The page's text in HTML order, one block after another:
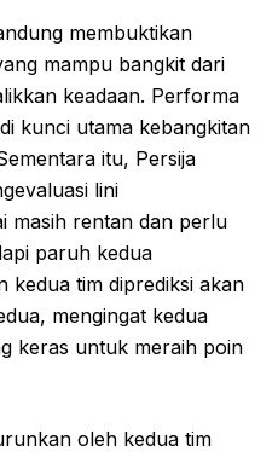
membuktikan
mampu bangkit dari
keadaan. Performa
kunci utama kebangkitan
itu, Persija
lini
masih rentan dan perlu
paruh kedua
kedua tim diprediksi akan
mengingat kedua
keras untuk meraih poin
oleh kedua tim